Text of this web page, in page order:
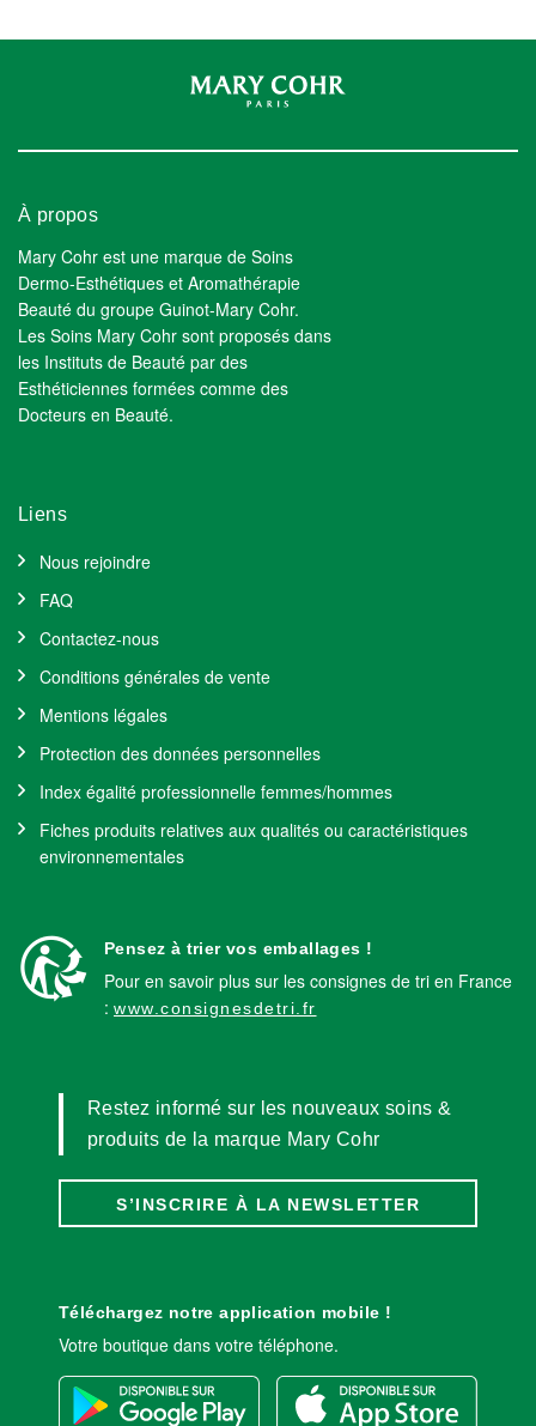
À propos
Mary Cohr est une marque de Soins
Dermo-Esthétiques et Aromathérapie
Beauté du groupe Guinot-Mary Cohr.
Les Soins Mary Cohr sont proposés dans
les Instituts de Beauté par des
Esthéticiennes formées comme des
Docteurs en Beauté.
Liens
Nous rejoindre
FAQ
Contactez-nous
Conditions générales de vente
Mentions légales
Protection des données personnelles
Index égalité professionnelle femmes/hommes
Fiches produits relatives aux qualités ou caractéristiques
environnementales
Pensez à trier vos emballages !
Pour en savoir plus sur les consignes de tri en France
: www.consignesdetri.fr
Restez informé sur les nouveaux soins &
produits de la marque Mary Cohr
S’INSCRIRE À LA NEWSLETTER
Téléchargez notre application mobile !
Votre boutique dans votre téléphone.